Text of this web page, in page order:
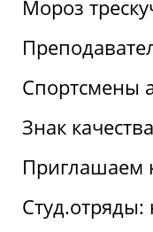
Мороз
Спортсмены
Знак
Приглашаем
Студ.отряды: